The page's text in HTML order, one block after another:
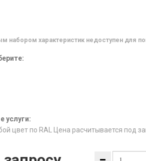
набором характеристик недоступен для
услуги:
цвет по RAL Цена расчитывается под